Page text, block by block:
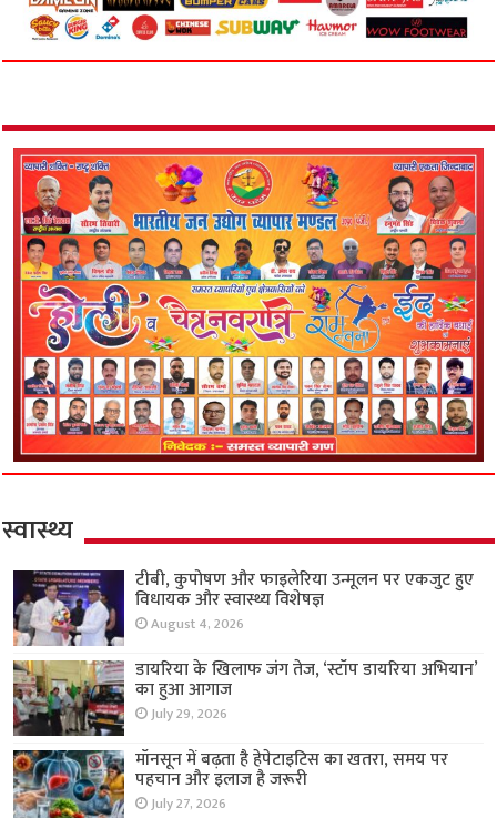
स्वास्थ्य
टीबी, कुपोषण और फाइलेरिया उन्मूलन पर एकजुट हुए
विधायक और स्वास्थ्य विशेषज्ञ
August 4, 2026
डायरिया के खिलाफ जंग तेज, ‘स्टॉप डायरिया अभियान’
का हुआ आगाज
July 29, 2026
मॉनसून में बढ़ता है हेपेटाइटिस का खतरा, समय पर
पहचान और इलाज है जरूरी
July 27, 2026